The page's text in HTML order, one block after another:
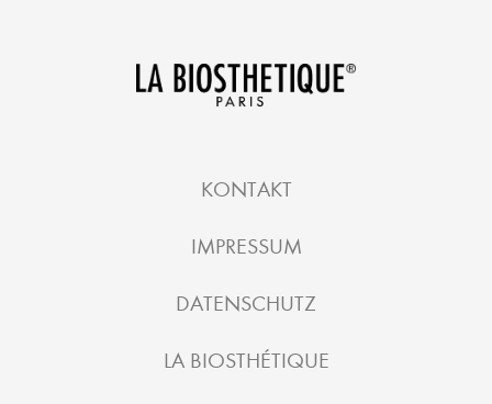
KONTAKT
IMPRESSUM
DATENSCHUTZ
LA BIOSTHÉTIQUE